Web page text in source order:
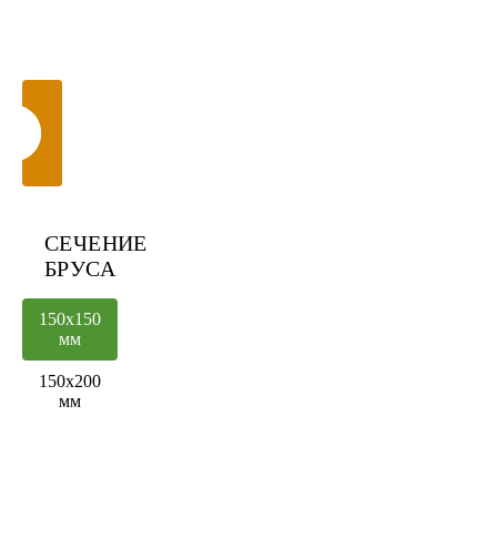
ЗАКАЗАТЬ
СЕЧЕНИЕ
БРУСА
150x150
мм
150x200
мм